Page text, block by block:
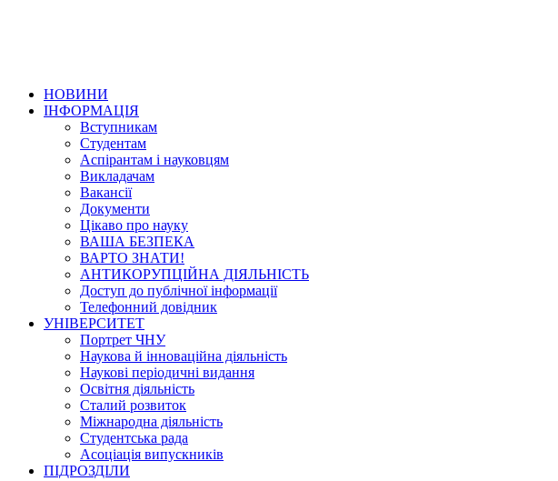
НОВИНИ
ІНФОРМАЦІЯ
Вступникам
Студентам
Аспірантам і науковцям
Викладачам
Вакансії
Документи
Цікаво про науку
ВАША БЕЗПЕКА
ВАРТО ЗНАТИ!
АНТИКОРУПЦІЙНА ДІЯЛЬНІСТЬ
Доступ до публічної інформації
Телефонний довідник
УНІВЕРСИТЕТ
Портрет ЧНУ
Наукова й інноваційна діяльність
Наукові періодичні видання
Освітня діяльність
Сталий розвиток
Міжнародна діяльність
Студентська рада
Асоціація випускників
ПІДРОЗДІЛИ